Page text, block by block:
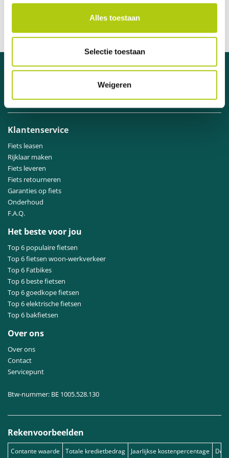
Alles toestaan
Selectie toestaan
Weigeren
Persoonlijke en duidelijke communicatie
Geleverd binnen 1 week
Officiële dealer van A-merk fietsen
Hulp nodig?
onze klantenservice
Klantenservice
Fiets leasen
Rijklaar maken
Fiets leveren
Fiets retourneren
Garanties op fiets
Onderhoud
F.A.Q.
Het beste voor jou
Top 6 populaire fietsen
Top 6 fietsen woon-werkverkeer
Top 6 Fatbikes
Top 6 beste fietsen
Top 6 goedkope fietsen
Top 6 elektrische fietsen
Top 6 bakfietsen
Over ons
Over ons
Contact
Servicepunt
Btw-nummer: BE 1005.528.130
Rekenvoorbeelden
Contante waarde Totale kredietbedrag Jaarlijkse kostenpercentage